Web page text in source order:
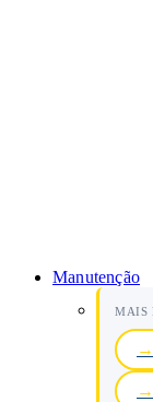
Manutenção
MAIS